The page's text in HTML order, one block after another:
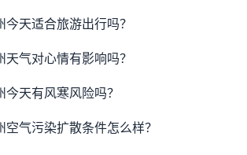
天适合旅游出行吗？
气对心情有影响吗？
天有风寒风险吗？
气污染扩散条件怎么样？